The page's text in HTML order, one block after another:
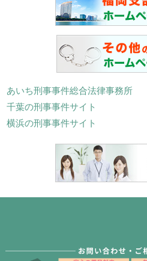
あいち刑事事件総合法律事務所
千葉の刑事事件サイト
横浜の刑事事件サイト